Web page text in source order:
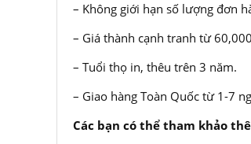
– Không giới hạn số lượng đơn
– Giá thành cạnh tranh từ
– Tuổi thọ in, thêu trên 3 năm.
– Giao hàng Toàn Quốc từ 1-7
Các bạn có thể tham khảo